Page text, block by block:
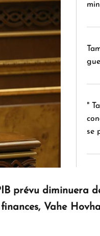
"
se
prévu diminuera
Vahe